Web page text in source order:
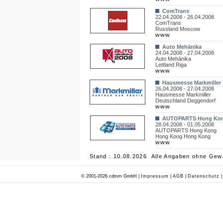
ComTrans
22.04.2008 - 26.04.2008
ComTrans
Russland Moscow
www
Auto Mehānika
24.04.2008 - 27.04.2008
Auto Mehānika
Lettland Riga
www
Hausmesse Markmiller
26.04.2008 - 27.04.2008
Hausmesse Markmiller
Deutschland Deggendorf
www
AUTOPARTS Hong
28.04.2008 - 01.05.2008
AUTOPARTS Hong Kong
Hong Kong Hong Kong
www
Stand : 10.08.2026 Alle Angaben ohne
© 2001-2026 cdmm GmbH | Impressum AGB Datenschutz